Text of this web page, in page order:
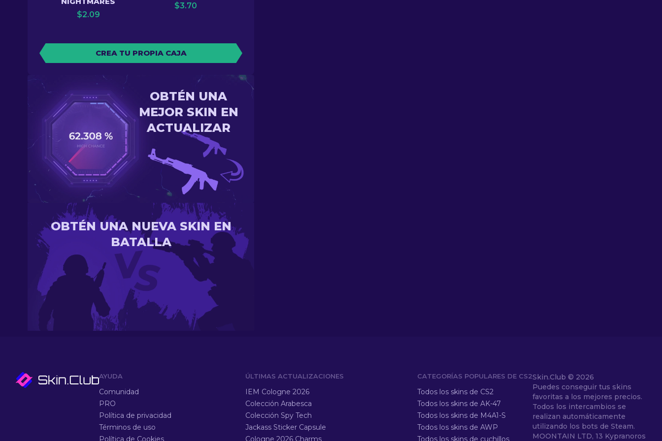
$2.09
$3.70
CREA TU PROPIA CAJA
OBTÉN UNA
MEJOR SKIN EN
ACTUALIZAR
OBTÉN UNA NUEVA SKIN EN
BATALLA
AYUDA
Comunidad
PRO
Política de privacidad
Términos de uso
Política de Cookies
ÚLTIMAS ACTUALIZACIONES
IEM Cologne 2026
Colección Arabesca
Colección Spy Tech
Jackass Sticker Capsule
Cologne 2026 Charms
CATEGORÍAS POPULARES DE CS2
Todos los skins de CS2
Todos los skins de AK-47
Todos los skins de M4A1-S
Todos los skins de AWP
Todos los skins de cuchillos
Skin.Club © 2026
Puedes conseguir tus skins
favoritas a los mejores precios.
Todos los intercambios se
realizan automáticamente
utilizando los bots de Steam.
MOONTAIN LTD, 13 Kypranoros